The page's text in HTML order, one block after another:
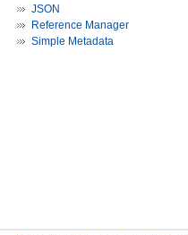
JSON
Reference Manager
Simple Metadata